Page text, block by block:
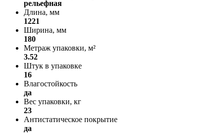
рельефная
Длина, мм
1221
Ширина, мм
180
Метраж упаковки, м²
3.52
Штук в упаковке
16
Влагостойкость
да
Вес упаковки, кг
23
Антистатическое покрытие
да